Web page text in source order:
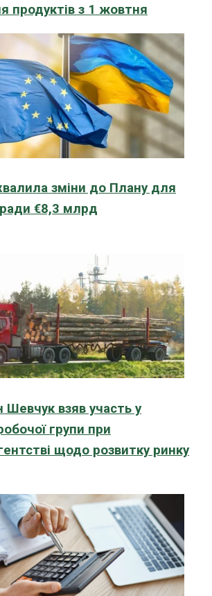
продуктів з 1 жовтня
зміни до Плану для
€8,3 млрд
Шевчук взяв участь у
групи при
щодо розвитку ринку